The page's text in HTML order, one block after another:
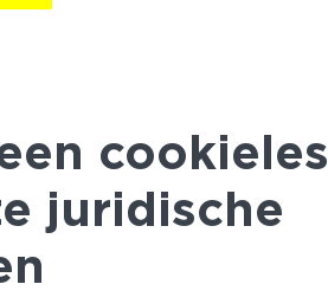
juridische